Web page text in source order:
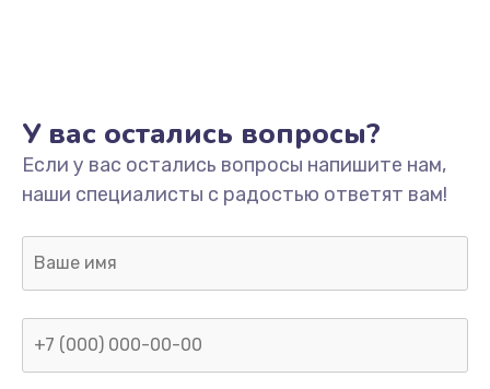
У вас остались вопросы?
Если у вас остались вопросы напишите нам,
наши специалисты с радостью ответят вам!